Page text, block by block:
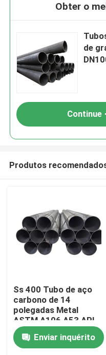
Para casa
Produtos
Sobre nós
Obter o
de
Continue
Produtos
Ss 400 Tubo de aço
carbono de 14
polegadas Metal
ASTM A106 A53 API
Óleo e gás Cs Tubo
sem costura
Enviar inquérito